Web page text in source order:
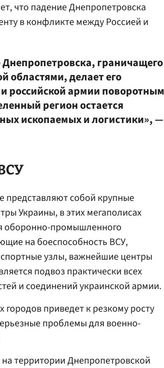
что падение Днепропетровска
в конфликте между Россией и
граничащего
областями, делает его
российской армии поворотным
регион остается
ископаемых и логистики», —
представляют собой крупные
Украины, в этих мегаполисах
оборонно-промышленного
на боеспособность ВСУ,
узлы, важнейшие центры
подвоз практически всех
и соединений украинской армии.
приведет к резкому росту
проблемы для военно-
территории Днепропетровской